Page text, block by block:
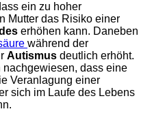
ein zu hoher
Mutter das Risiko einer
erhöhen kann. Daneben
während der
Autismus deutlich erhöht.
dass eine
Veranlagung einer
sich im Laufe des Lebens